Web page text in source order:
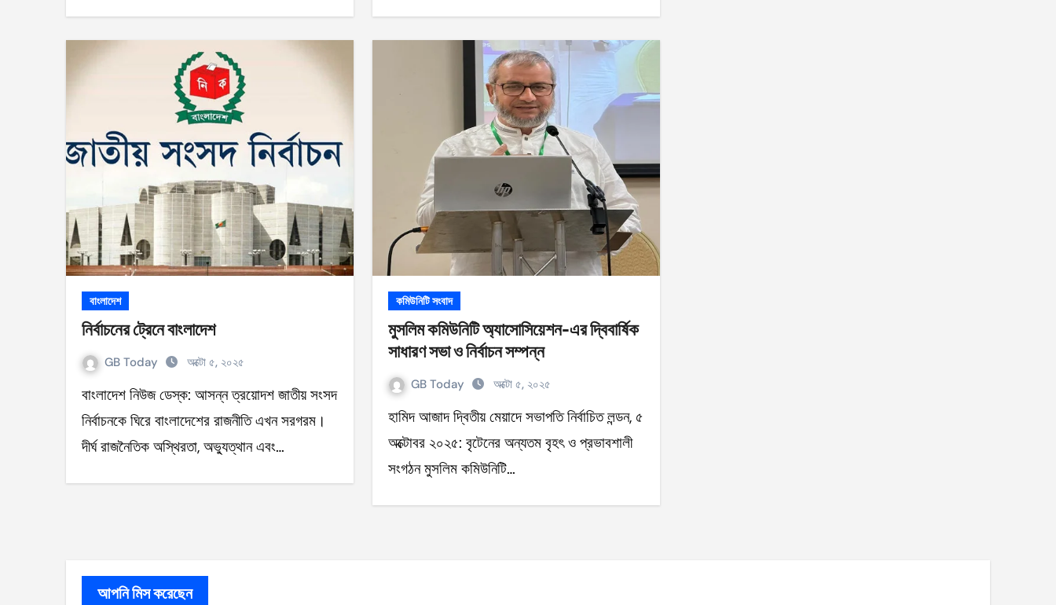
বাংলাদেশ
নির্বাচনের ট্রেনে বাংলাদেশ
GB Today অক্টো ৫, ২০২৫
বাংলাদেশ নিউজ ডেস্ক: আসন্ন ত্রয়োদশ জাতীয় সংসদ
নির্বাচনকে ঘিরে বাংলাদেশের রাজনীতি এখন সরগরম।
দীর্ঘ রাজনৈতিক অস্থিরতা, অভ্যুত্থান এবং…
কমিউনিটি সংবাদ
মুসলিম কমিউনিটি অ্যাসোসিয়েশন-এর দ্বিবার্ষিক
সাধারণ সভা ও নির্বাচন সম্পন্ন
GB Today অক্টো ৫, ২০২৫
হামিদ আজাদ দ্বিতীয় মেয়াদে সভাপতি নির্বাচিত লন্ডন, ৫
অক্টোবর ২০২৫: বৃটেনের অন্যতম বৃহৎ ও প্রভাবশালী
সংগঠন মুসলিম কমিউনিটি…
আপনি মিস করেছেন